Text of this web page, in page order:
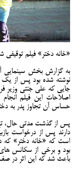
«خانه دختر» فیلم توقیفی
به گزارش بخش سینمایی
نوشته شده بود پس از
جایی که علی جنتی وزیر
اصلاحات این فیلم
حساس آن تجاوز پدر به
پس از گذشت مدتی حال،
دارند پس از درخواست
است که «خانه دختر» که
بود و برخی از سکانس
باعث شد که این اثر در صف